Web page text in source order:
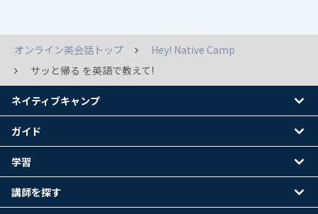
オンライン英会話トップ
Hey! Native Camp
サッと帰る を英語で教えて!
ネイティブキャンプ
ガイド
学習
講師を探す